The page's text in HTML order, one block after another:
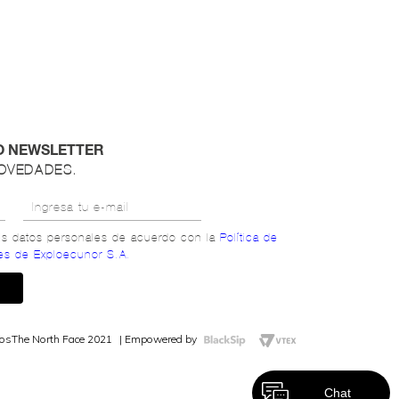
NEWSLETTER
datos personales de acuerdo con la Política de
de Exploecunor S.A.
The North Face 2021 Empowered by
Chat